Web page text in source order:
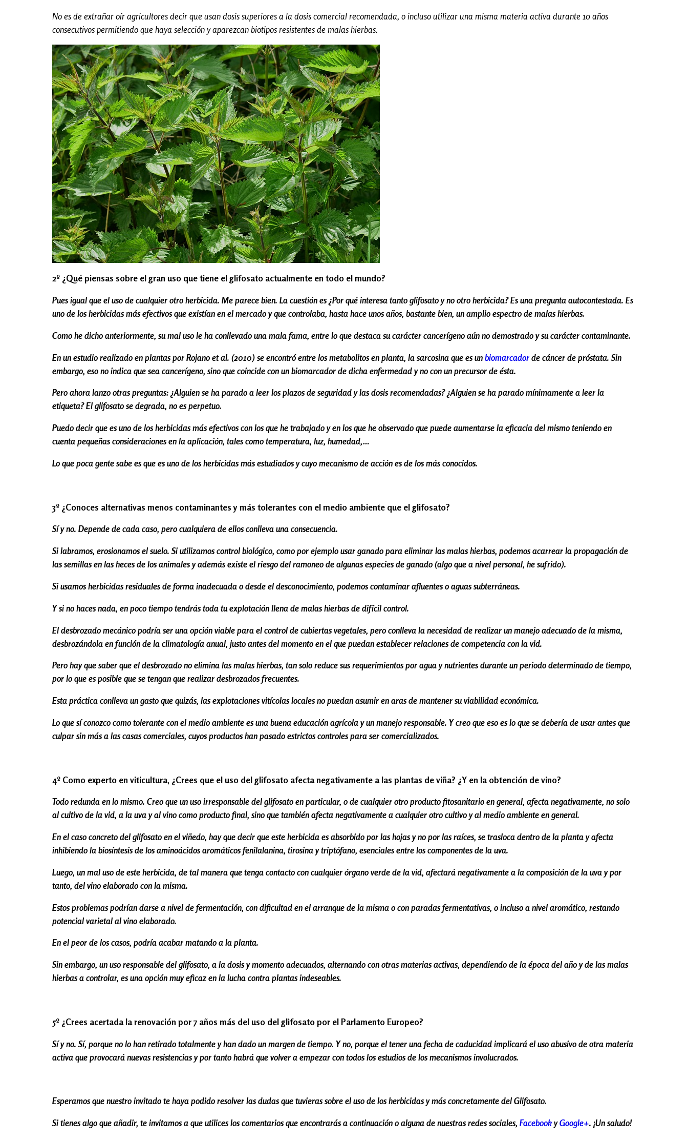
No es de extrañar oír agricultores decir que usan dosis superiores a la dosis comercial recomendada, o incluso utilizar una misma materia activa durante 10 años
consecutivos permitiendo que haya selección y aparezcan biotipos resistentes de malas hierbas.
2º ¿Qué piensas sobre el gran uso que tiene el glifosato actualmente en todo el mundo?
Pues igual que el uso de cualquier otro herbicida. Me parece bien. La cuestión es ¿Por qué interesa tanto glifosato y no otro herbicida? Es una pregunta autocontestada. Es
uno de los herbicidas más efectivos que existían en el mercado y que controlaba, hasta hace unos años, bastante bien, un amplio espectro de malas hierbas.
Como he dicho anteriormente, su mal uso le ha conllevado una mala fama, entre lo que destaca su carácter cancerígeno aún no demostrado y su carácter contaminante.
En un estudio realizado en plantas por Rojano et al. (2010) se encontró entre los metabolitos en planta, la sarcosina que es un biomarcador de cáncer de próstata. Sin
embargo, eso no indica que sea cancerígeno, sino que coincide con un biomarcador de dicha enfermedad y no con un precursor de ésta.
Pero ahora lanzo otras preguntas: ¿Alguien se ha parado a leer los plazos de seguridad y las dosis recomendadas? ¿Alguien se ha parado mínimamente a leer la
etiqueta? El glifosato se degrada, no es perpetuo.
Puedo decir que es uno de los herbicidas más efectivos con los que he trabajado y en los que he observado que puede aumentarse la eficacia del mismo teniendo en
cuenta pequeñas consideraciones en la aplicación, tales como temperatura, luz, humedad,…
Lo que poca gente sabe es que es uno de los herbicidas más estudiados y cuyo mecanismo de acción es de los más conocidos.
3º ¿Conoces alternativas menos contaminantes y más tolerantes con el medio ambiente que el glifosato?
Sí y no. Depende de cada caso, pero cualquiera de ellos conlleva una consecuencia.
Si labramos, erosionamos el suelo. Si utilizamos control biológico, como por ejemplo usar ganado para eliminar las malas hierbas, podemos acarrear la propagación de
las semillas en las heces de los animales y además existe el riesgo del ramoneo de algunas especies de ganado (algo que a nivel personal, he sufrido).
Si usamos herbicidas residuales de forma inadecuada o desde el desconocimiento, podemos contaminar afluentes o aguas subterráneas.
Y si no haces nada, en poco tiempo tendrás toda tu explotación llena de malas hierbas de difícil control.
El desbrozado mecánico podría ser una opción viable para el control de cubiertas vegetales, pero conlleva la necesidad de realizar un manejo adecuado de la misma,
desbrozándola en función de la climatología anual, justo antes del momento en el que puedan establecer relaciones de competencia con la vid.
Pero hay que saber que el desbrozado no elimina las malas hierbas, tan solo reduce sus requerimientos por agua y nutrientes durante un periodo determinado de tiempo,
por lo que es posible que se tengan que realizar desbrozados frecuentes.
Esta práctica conlleva un gasto que quizás, las explotaciones vitícolas locales no puedan asumir en aras de mantener su viabilidad económica.
Lo que sí conozco como tolerante con el medio ambiente es una buena educación agrícola y un manejo responsable. Y creo que eso es lo que se debería de usar antes que
culpar sin más a las casas comerciales, cuyos productos han pasado estrictos controles para ser comercializados.
4º Como experto en viticultura, ¿Crees que el uso del glifosato afecta negativamente a las plantas de viña? ¿Y en la obtención de vino?
Todo redunda en lo mismo. Creo que un uso irresponsable del glifosato en particular, o de cualquier otro producto fitosanitario en general, afecta negativamente, no solo
al cultivo de la vid, a la uva y al vino como producto final, sino que también afecta negativamente a cualquier otro cultivo y al medio ambiente en general.
En el caso concreto del glifosato en el viñedo, hay que decir que este herbicida es absorbido por las hojas y no por las raíces, se trasloca dentro de la planta y afecta
inhibiendo la biosíntesis de los aminoácidos aromáticos fenilalanina, tirosina y triptófano, esenciales entre los componentes de la uva.
Luego, un mal uso de este herbicida, de tal manera que tenga contacto con cualquier órgano verde de la vid, afectará negativamente a la composición de la uva y por
tanto, del vino elaborado con la misma.
Estos problemas podrían darse a nivel de fermentación, con dificultad en el arranque de la misma o con paradas fermentativas, o incluso a nivel aromático, restando
potencial varietal al vino elaborado.
En el peor de los casos, podría acabar matando a la planta.
Sin embargo, un uso responsable del glifosato, a la dosis y momento adecuados, alternando con otras materias activas, dependiendo de la época del año y de las malas
hierbas a controlar, es una opción muy eficaz en la lucha contra plantas indeseables.
5º ¿Crees acertada la renovación por 7 años más del uso del glifosato por el Parlamento Europeo?
Sí y no. Sí, porque no lo han retirado totalmente y han dado un margen de tiempo. Y no, porque el tener una fecha de caducidad implicará el uso abusivo de otra materia
activa que provocará nuevas resistencias y por tanto habrá que volver a empezar con todos los estudios de los mecanismos involucrados.
Esperamos que nuestro invitado te haya podido resolver las dudas que tuvieras sobre el uso de los herbicidas y más concretamente del Glifosato.
Si tienes algo que añadir, te invitamos a que utilices los comentarios que encontrarás a continuación o alguna de nuestras redes sociales, Facebook yGoogle+. ¡Un saludo!